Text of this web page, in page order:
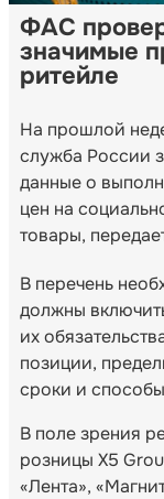
ФАС
значимые
ритейле
На прошлой
служба России
данные о
цен на
товары,
В перечень
должны
их
позиции,
сроки и
В поле зрения
розницы X5
«Лента»,